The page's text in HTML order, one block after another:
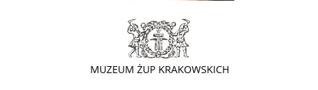
link do strony - Muzeum Żup Krakowskich Wieliczka